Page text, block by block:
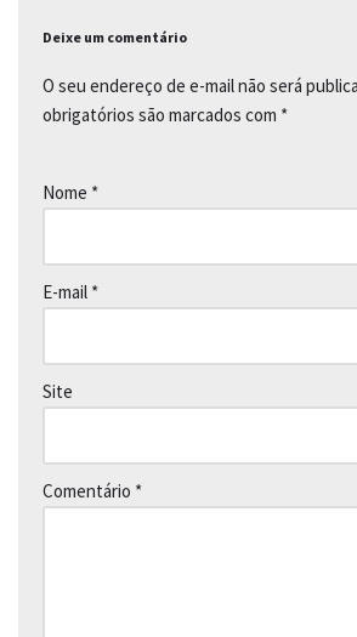
Deixe um comentário
O seu endereço de e-mail não será
obrigatórios são marcados com *
Nome *
E-mail *
Site
Comentário *